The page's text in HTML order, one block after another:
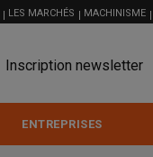
LES MARCHÉS MACHINISME
Inscription newsletter
ENTREPRISES